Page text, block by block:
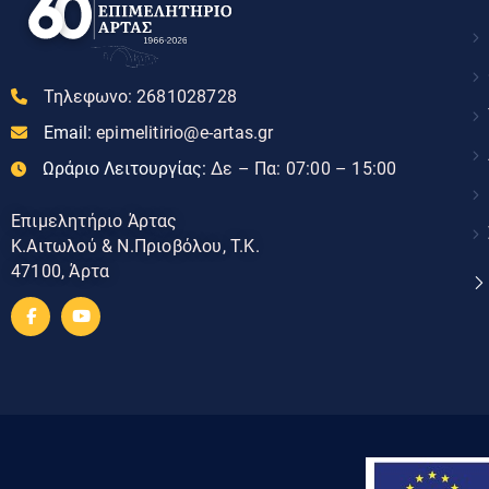
Τηλεφωνο: 2681028728
Email: epimelitirio@e-artas.gr
Ωράριο Λειτουργίας: Δε – Πα: 07:00 – 15:00
Επιμελητήριο Άρτας
Κ.Αιτωλού & Ν.Πριοβόλου, Τ.Κ.
47100, Άρτα